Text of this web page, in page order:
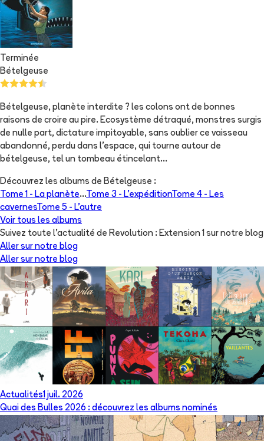
Terminée
Bételgeuse
Bételgeuse, planète interdite ? les colons ont de bonnes
raisons de croire au pire. Ecosystème détraqué, monstres surgis
de nulle part, dictature impitoyable, sans oublier ce vaisseau
abandonné, perdu dans l'espace, qui tourne autour de
bételgeuse, tel un tombeau étincelant...
Découvrez les albums de Bételgeuse :
Tome 1 - La planète...Tome 3 - L'expéditionTome 4 - Les
cavernesTome 5 - L'autre
Voir tous les albums
Suivez toute l'actualité de Revolution : Extension 1 sur notre blog
Aller sur notre blog
Aller sur notre blog
Actualités1 juil. 2026
Quai des Bulles 2026 : découvrez les albums nominés